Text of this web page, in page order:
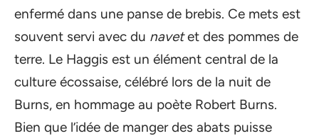
enfermé dans une panse de brebis. Ce mets est
souvent servi avec du navetet des pommes de
terre. Le Haggis est un élément central de la
culture écossaise, célébré lors de la nuit de
Burns, en hommage au poète Robert Burns.
Bien que l’idée de manger des abats puisse